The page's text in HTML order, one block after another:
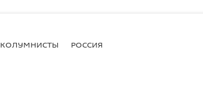
КОЛУМНИСТЫ РОССИЯ